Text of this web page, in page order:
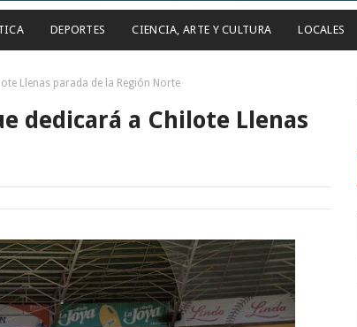
DEPORTES CIENCIA, ARTE Y CULTURA LOCALES
Llenas parada de la Región Norte
dedicará a Chilote Llenas